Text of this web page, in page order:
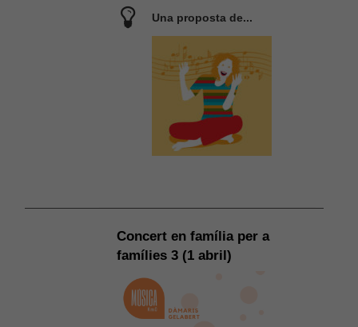
Una proposta de...
Concert en família per a
famílies 3 (1 abril)